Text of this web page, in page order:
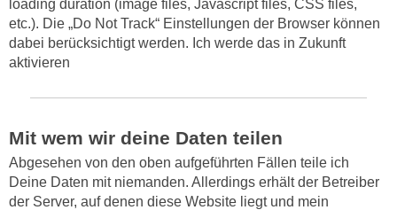
loading duration (image files, Javascript files, CSS files,
etc.). Die „Do Not Track“ Einstellungen der Browser können
dabei berücksichtigt werden. Ich werde das in Zukunft
aktivieren
Mit wem wir deine Daten teilen
Abgesehen von den oben aufgeführten Fällen teile ich
Deine Daten mit niemanden. Allerdings erhält der Betreiber
der Server, auf denen diese Website liegt und mein